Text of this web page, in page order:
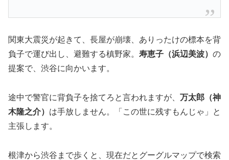
関東大震災が起きて、長屋が崩壊、ありったけの標本を背
負子で運び出し、避難する槙野家。 寿恵子（浜辺美波） の
提案で、渋谷に向かいます。
途中で警官に背負子を捨てろと言われますが、 万太郎（神
木隆之介） は手放しません。「この世に残すもんじゃ」と
主張します。
根津から渋谷まで歩くと、現在だとグーグルマップで検索